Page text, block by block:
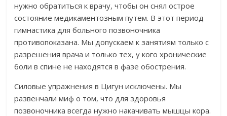
нужно обратиться к врачу, чтобы он снял острое
состояние медикаментозным путем. В этот период
гимнастика для больного позвоночника
противопоказана. Мы допускаем к занятиям только с
разрешения врача и только тех, у кого хронические
боли в спине не находятся в фазе обострения.
Силовые упражнения в Цигун исключены. Мы
развенчали миф о том, что для здоровья
позвоночника всегда нужно накачивать мышцы кора.